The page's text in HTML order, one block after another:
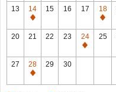
館
日
13
14
休
館
15 16 17
18
休
館
20 21 22 23
24
休
25
27
28
休
29 30